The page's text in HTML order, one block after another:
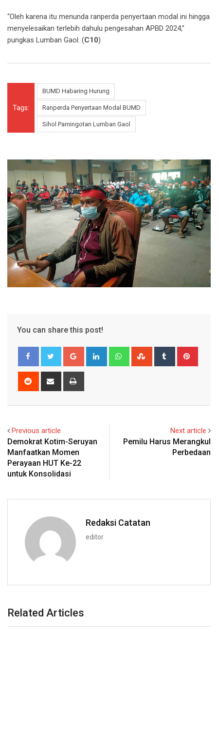
“Oleh karena itu menunda ranperda penyertaan modal ini hingga
menyelesaikan terlebih dahulu pengesahan APBD 2024,”
pungkas Lumban Gaol. (C10)
Tags:
BUMD Habaring Hurung
Ranperda Penyertaan Modal BUMD
Sihol Parningotan Lumban Gaol
You can share this post!
Google+ LinkedIn WhatsappStumbleUpon
Tumblr
Reddit
Share
Previous article
Demokrat Kotim-Seruyan
Manfaatkan Momen
Perayaan HUT Ke-22
untuk Konsolidasi
Next article
Pemilu Harus Merangkul
Perbedaan
Redaksi Catatan
editor
Related Articles